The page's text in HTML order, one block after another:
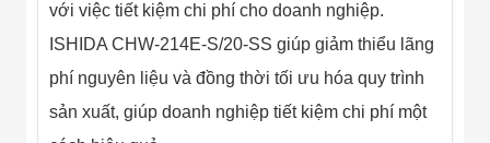
với việc tiết kiệm chi phí cho doanh nghiệp.
ISHIDA CHW-214E-S/20-SS giúp giảm thiểu lãng
phí nguyên liệu và đồng thời tối ưu hóa quy trình
sản xuất, giúp doanh nghiệp tiết kiệm chi phí một